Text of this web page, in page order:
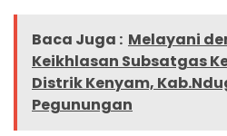
Baca Juga : Melayani
Keikhlasan Subsatgas
Distrik Kenyam,
Pegunungan